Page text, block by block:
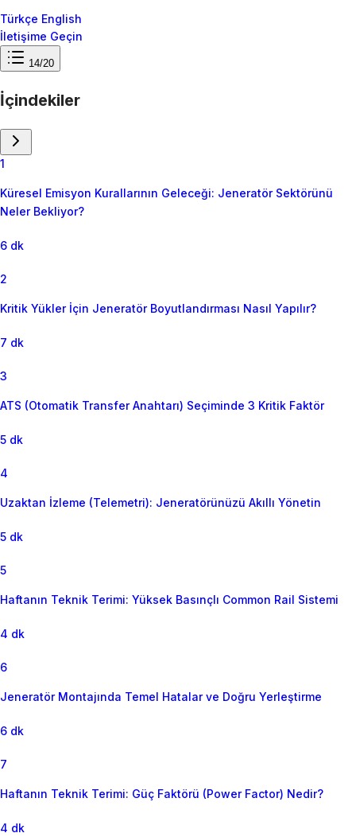
Türkçe English
İletişime Geçin
14/20
İçindekiler
1
Küresel Emisyon Kurallarının Geleceği: Jeneratör Sektörünü
Neler Bekliyor?
6 dk
2
Kritik Yükler İçin Jeneratör Boyutlandırması Nasıl Yapılır?
7 dk
3
ATS (Otomatik Transfer Anahtarı) Seçiminde 3 Kritik Faktör
5 dk
4
Uzaktan İzleme (Telemetri): Jeneratörünüzü Akıllı Yönetin
5 dk
5
Haftanın Teknik Terimi: Yüksek Basınçlı Common Rail Sistemi
4 dk
6
Jeneratör Montajında Temel Hatalar ve Doğru Yerleştirme
6 dk
7
Haftanın Teknik Terimi: Güç Faktörü (Power Factor) Nedir?
4 dk